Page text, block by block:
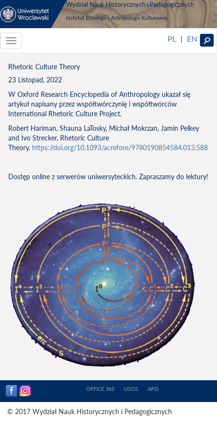
Wydział Nauk Historycznych i Pedagogicznych
Instytut Etnologii i Antropologii Kulturowej
Toggle
navigationToggle
PL | EN
Rhetoric Culture Theory
23 Listopad, 2022
W Oxford Research Encyclopedia of Anthropology ukazał się
artykuł napisany przez współtwórczynię i współtwórców
International Rhetoric Culture Project.
Robert Hariman, Shauna LaTosky, Michał Mokrzan, Jamin Pelkey
and Ivo Strecker, Rhetoric Culture
Theory, https://doi.org/10.1093/acrefore/9780190854584.013.588
Dostęp online z serwerów uniwersyteckich. Zapraszamy do lektury!
OFFICE 365 USOS APD
© 2017 Wydział Nauk Historycznych i Pedagogicznych